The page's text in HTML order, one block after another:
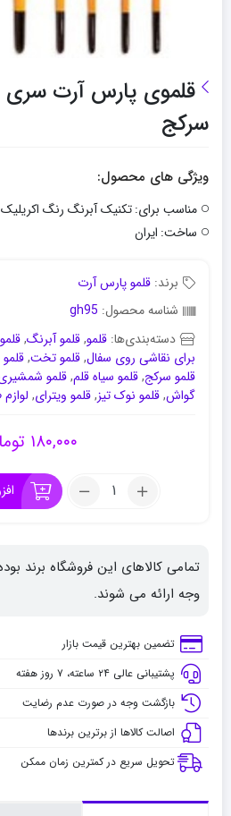
سرکج
ویژگی های محصول:
مناسب برای:تکنیک آبرنگ رنگ
ساخت: ایران
برند: قلمو پارس آرت
شناسه محصول: gh95
دسته‌بندی‌ها: قلمو,قلمو آبرنگ,
برای نقاشی روی سفال,قلمو تخت,
قلمو سرکج,قلمو سیاه قلم,قلمو
گواش,قلمو نوک تیز,قلمو ویترای,
۱۸۰,۰۰۰
تعداد:
سری
2123
3/4
سرکج
تمامی کالاهای این فروشگاه برند
وجه ارائه می شوند.
تضمین بهترین قیمت بازار
پشتیبانی عالی ۲۴ ساعته، ۷ روز هفته
بازگشت وجه در صورت عدم رضایت
اصالت کالاها از برترین برندها
تحویل سریع در کمترین زمان ممکن